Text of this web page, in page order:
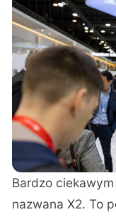
Bardzo
nazwana X2. To